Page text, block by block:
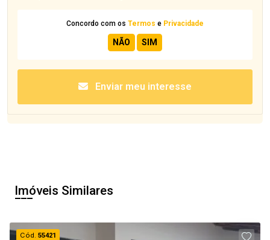
Concordo com os Termos e Privacidade
Enviar meu interesse
Imóveis Similares
Cód.55421